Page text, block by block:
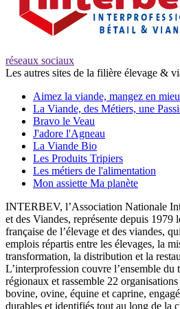
réseaux sociaux
Les autres sites de la filière élevage &
Aimez la viande, mangez en
La Viande, des Métiers, une
Bravo le Veau
J'adore l'Agneau
La Viande Bio
Les Produits Tripiers
Les métiers de l'alimentation
Mon assiette Ma planète
INTERBEV, l’Association Nationale
et des Viandes, représente depuis 1979
française de l’élevage et des viandes,
emplois répartis entre les élevages, la
transformation, la distribution et la
L’interprofession couvre l’ensemble
régionaux et rassemble 22
bovine, ovine, équine et caprine,
durables et identifiés tout au long de la